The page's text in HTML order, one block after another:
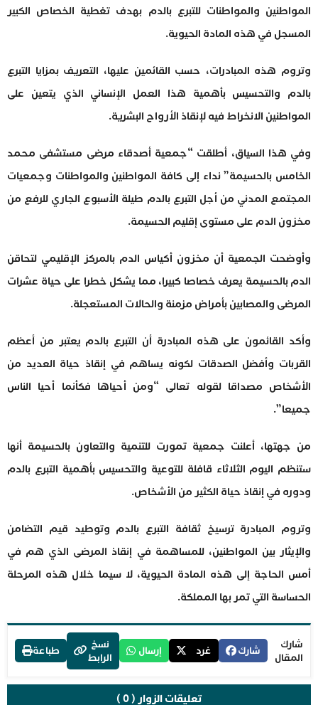
المواطنين والمواطنات للتبرع بالدم بهدف تغطية الخصاص الكبير
المسجل في هذه المادة الحيوية.
وتروم هذه المبادرات، حسب القائمين عليها، التعريف بمزايا التبرع
بالدم والتحسيس بأهمية هذا العمل الإنساني الذي يتعين على
المواطنين الانخراط فيه لإنقاذ الأرواح البشرية.
وفي هذا السياق، أطلقت “جمعية أصدقاء مرضى مستشفى محمد
الخامس بالحسيمة” نداء إلى كافة المواطنين والمواطنات وجمعيات
المجتمع المدني من أجل التبرع بالدم طيلة الأسبوع الجاري للرفع من
مخزون الدم على مستوى إقليم الحسيمة.
وأوضحت الجمعية أن مخزون أكياس الدم بالمركز الإقليمي لتحاقن
الدم بالحسيمة يعرف خصاصا كبيرا، مما يشكل خطرا على حياة عشرات
المرضى والمصابين بأمراض مزمنة والحالات المستعجلة.
وأكد القائمون على هذه المبادرة أن التبرع بالدم يعتبر من أعظم
القربات وأفضل الصدقات لكونه يساهم في إنقاذ حياة العديد من
الأشخاص مصداقا لقوله تعالى “ومن أحياها فكأنما أحيا الناس
جميعا”.
من جهتها، أعلنت جمعية تمورت للتنمية والتعاون بالحسيمة أنها
ستنظم اليوم الثلاثاء قافلة للتوعية والتحسيس بأهمية التبرع بالدم
ودوره في إنقاذ حياة الكثير من الأشخاص.
وتروم المبادرة ترسيخ ثقافة التبرع بالدم وتوطيد قيم التضامن
والإيثار بين المواطنين، للمساهمة في إنقاذ المرضى الذي هم في
أمس الحاجة إلى هذه المادة الحيوية، لا سيما خلال هذه المرحلة
الحساسة التي تمر بها المملكة.
شارك
المقال
شارك غرد إرسال
نسخ
الرابط
طباعة
تعليقات الزوار ( 0 )